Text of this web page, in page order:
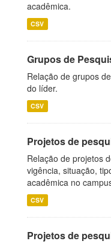
acadêmica.
CSV
Grupos de
Relação de grupos
do líder.
CSV
Projetos de
Relação de projetos
vigência, situação,
acadêmica no
CSV
Projetos de